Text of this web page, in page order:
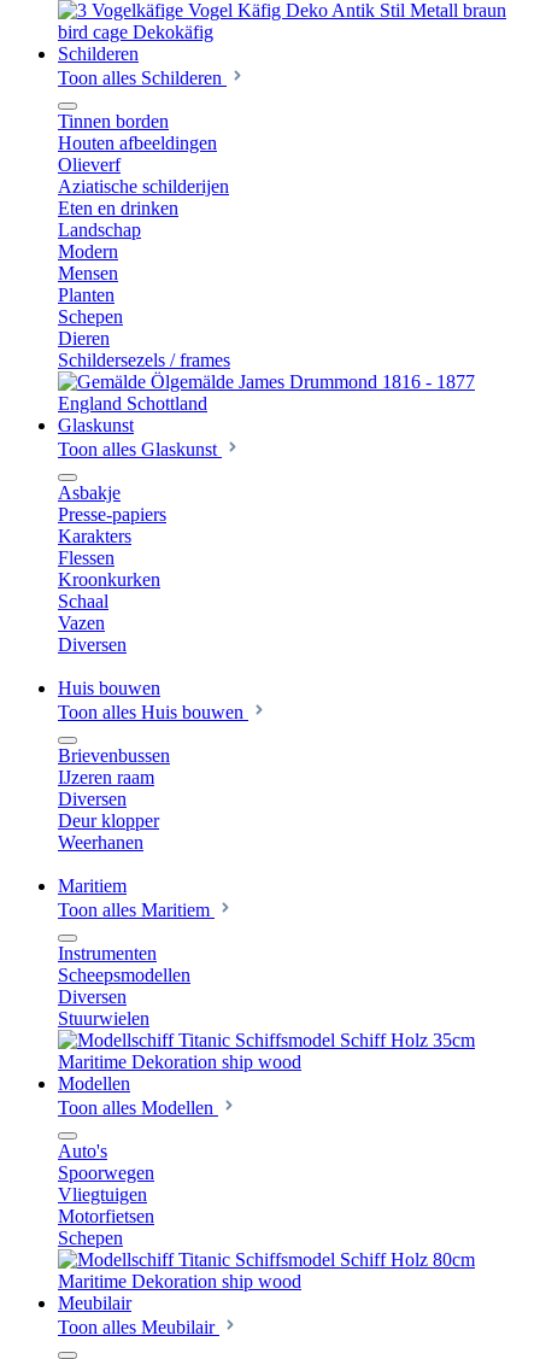
Schilderen
Toon alles Schilderen
Tinnen borden
Houten afbeeldingen
Olieverf
Aziatische schilderijen
Eten en drinken
Landschap
Modern
Mensen
Planten
Schepen
Dieren
Schildersezels / frames
Glaskunst
Toon alles Glaskunst
Asbakje
Presse-papiers
Karakters
Flessen
Kroonkurken
Schaal
Vazen
Diversen
Huis bouwen
Toon alles Huis bouwen
Brievenbussen
IJzeren raam
Diversen
Deur klopper
Weerhanen
Maritiem
Toon alles Maritiem
Instrumenten
Scheepsmodellen
Diversen
Stuurwielen
Modellen
Toon alles Modellen
Auto's
Spoorwegen
Vliegtuigen
Motorfietsen
Schepen
Meubilair
Toon alles Meubilair